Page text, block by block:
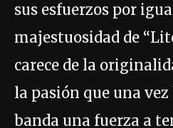
sus esfuerzos por
majestuosidad de
carece de la
la pasión que una
banda una fuerza a